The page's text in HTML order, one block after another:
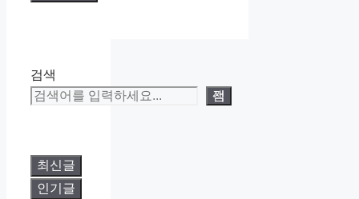
검색
검색
최신글
인기글